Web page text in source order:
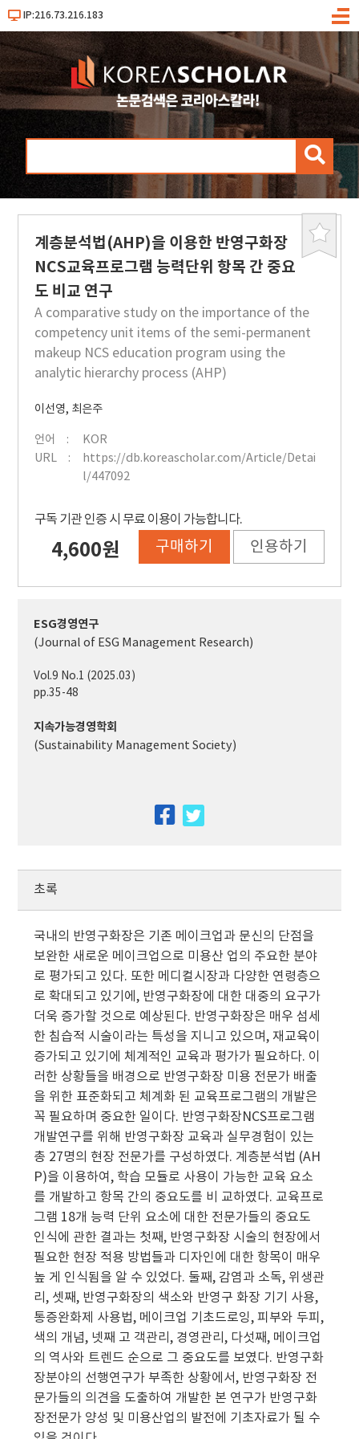
IP:216.73.216.183
메
검
북
계층분석법(AHP)을 이용한 반영구화장
NCS교육프로그램 능력단위 항목 간 중요
도 비교 연구
A comparative study on the importance of the
competency unit items of the semi-permanent
makeup NCS education program using the
analytic hierarchy process (AHP)
이선영, 최은주
언어
KOR
URL
https://db.koreascholar.com/Article/Detai
l/447092
구독 기관 인증 시 무료 이용이 가능합니다.
4,600원 구매하기 인용하기
ESG경영연구
(Journal of ESG Management Research)
Vol.9 No.1 (2025.03)
pp.35-48
지속가능경영학회
(Sustainability Management Society)
facebook
초록
국내의 반영구화장은 기존 메이크업과 문신의 단점을
보완한 새로운 메이크업으로 미용산 업의 주요한 분야
로 평가되고 있다. 또한 메디컬시장과 다양한 연령층으
로 확대되고 있기에, 반영구화장에 대한 대중의 요구가
더욱 증가할 것으로 예상된다. 반영구화장은 매우 섬세
한 침습적 시술이라는 특성을 지니고 있으며, 재교육이
증가되고 있기에 체계적인 교육과 평가가 필요하다. 이
러한 상황들을 배경으로 반영구화장 미용 전문가 배출
을 위한 표준화되고 체계화 된 교육프로그램의 개발은
꼭 필요하며 중요한 일이다. 반영구화장NCS프로그램
개발연구를 위해 반영구화장 교육과 실무경험이 있는
총 27명의 현장 전문가를 구성하였다. 계층분석법 (AH
P)을 이용하여, 학습 모듈로 사용이 가능한 교육 요소
를 개발하고 항목 간의 중요도를 비 교하였다. 교육프로
그램 18개 능력 단위 요소에 대한 전문가들의 중요도
인식에 관한 결과는 첫째, 반영구화장 시술의 현장에서
필요한 현장 적용 방법들과 디자인에 대한 항목이 매우
높 게 인식됨을 알 수 있었다. 둘째, 감염과 소독, 위생관
리, 셋째, 반영구화장의 색소와 반영구 화장 기기 사용,
통증완화제 사용법, 메이크업 기초드로잉, 피부와 두피,
색의 개념, 넷째 고 객관리, 경영관리, 다섯째, 메이크업
의 역사와 트렌드 순으로 그 중요도를 보였다. 반영구화
장분야의 선행연구가 부족한 상황에서, 반영구화장 전
문가들의 의견을 도출하여 개발한 본 연구가 반영구화
장전문가 양성 및 미용산업의 발전에 기초자료가 될 수